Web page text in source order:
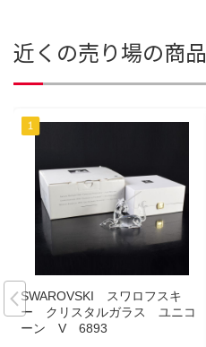
近くの売り場の商品
SWAROVSKI スワロフスキ
ー クリスタルガラス ユニコ
ーン V 6893